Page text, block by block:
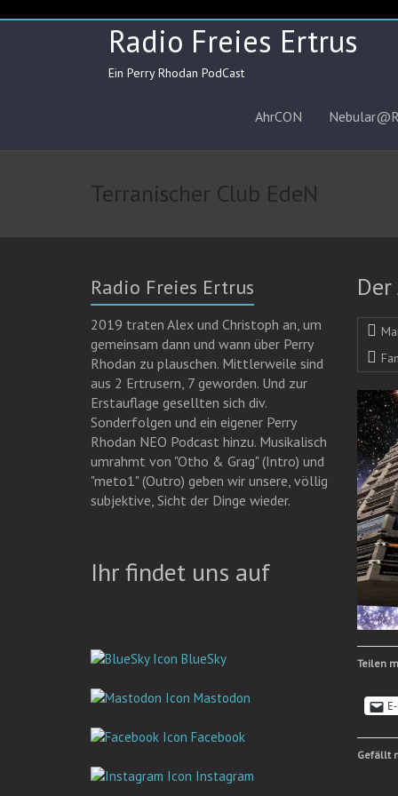
to
Radio Freies Ertrus
Ein Perry Rhodan PodCast
AhrCON
Terranischer Club EdeN
Teilen
Gefällt
Radio Freies Ertrus
2019 traten Alex und Christoph an, um
gemeinsam dann und wann über Perry
Rhodan zu plauschen. Mittlerweile sind
aus 2 Ertrusern, 7 geworden. Und zur
Erstauflage gesellten sich div.
Sonderfolgen und ein eigener Perry
Rhodan NEO Podcast hinzu. Musikalisch
umrahmt von "Otho & Grag" (Intro) und
"meto1" (Outro) geben wir unsere, völlig
subjektive, Sicht der Dinge wieder.
Ihr findet uns auf
BlueSky
Mastodon
Facebook
Instagram